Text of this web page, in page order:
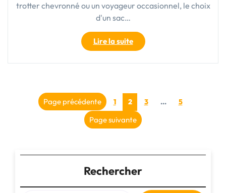
trotter chevronné ou un voyageur occasionnel, le choix
d'un sac…
Lire la suite"Guide
d’achat
:
le
sac
de
bagage
voyages"
Pagination
Page précédente Page
1 Page
2 Page
3 … Page
5
Page suivante
Rechercher